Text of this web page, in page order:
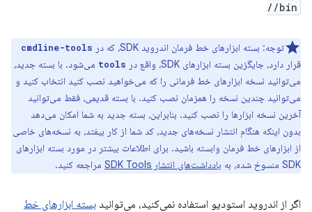
/bin/
توجه: بسته ابزارهای خط فرمان اندروید SDK، که در cmdline-tools
قرار دارد، جایگزین بسته ابزارهای SDK، واقع در tools می‌شود. با بسته جدید،
می‌توانید نسخه ابزارهای خط فرمانی را که می‌خواهید نصب کنید انتخاب کنید و
می‌توانید چندین نسخه را همزمان نصب کنید. با بسته قدیمی، فقط می‌توانید
آخرین نسخه ابزارها را نصب کنید. بنابراین، بسته جدید به شما امکان می‌دهد
بدون اینکه هنگام انتشار نسخه‌های جدید، کد شما از کار بیفتد، به نسخه‌های خاصی
از ابزارهای خط فرمان وابسته باشید. برای اطلاعات بیشتر در مورد بسته ابزارهای
SDK منسوخ شده، به
یادداشت‌های انتشار SDK Tools مراجعه کنید.
اگر از اندروید استودیو استفاده نمی‌کنید، می‌توانید بسته ابزارهای خط